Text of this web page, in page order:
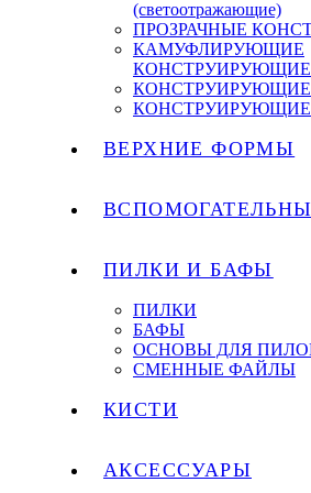
(светоотражающие)
ПРОЗРАЧНЫЕ
КАМУФЛИРУЮЩИЕ
КОНСТРУИРУЮЩИЕ
КОНСТРУИРУЮЩИЕ
КОНСТРУИРУЮЩИЕ
ВЕРХНИЕ ФОРМЫ
ПИЛКИ И БАФЫ
ПИЛКИ
БАФЫ
ОСНОВЫ ДЛЯ
СМЕННЫЕ ФАЙЛЫ
КИСТИ
АКСЕССУАРЫ